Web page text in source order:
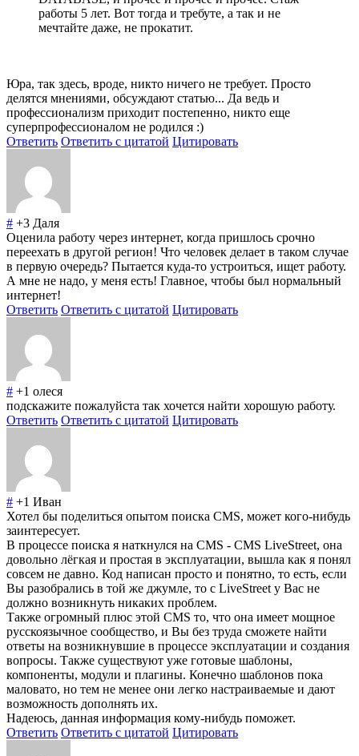
работы 5 лет. Вот тогда и требуте, а так и не
мечтайте даже, не прокатит.
Юра, так здесь, вроде, никто ничего не требует. Просто
делятся мнениями, обсуждают статью... Да ведь и
профессионализм приходит постепенно, никто еще
суперпрофессионалом не родился :)
Ответить Ответить с цитатой Цитировать
# +3 Даля
Оценила работу через интернет, когда пришлось срочно
переехать в другой регион! Что человек делает в таком случае
в первую очередь? Пытается куда-то устроиться, ищет работу.
А мне не надо, у меня есть! Главное, чтобы был нормальный
интернет!
Ответить Ответить с цитатой Цитировать
# +1 олеся
подскажите пожалуйста так хочется найти хорошую работу.
Ответить Ответить с цитатой Цитировать
# +1 Иван
Хотел бы поделиться опытом поиска CMS, может кого-нибудь
заинтересует.
В процессе поиска я наткнулся на CMS - CMS LiveStreet, она
довольно лёгкая и простая в эксплуатации, вышла как я понял
совсем не давно. Код написан просто и понятно, то есть, если
Вы разобрались в той же джумле, то с LiveStreet у Вас не
должно возникнуть никаких проблем.
Также огромный плюс этой CMS то, что она имеет мощное
русскоязычное сообщество, и Вы без труда сможете найти
ответы на возникнувшие в процессе эксплуатации и создания
вопросы. Также существуют уже готовые шаблоны,
компоненты, модули и плагины. Конечно шаблонов пока
маловато, но тем не менее они легко настраиваемые и дают
возможность дополнять их.
Надеюсь, данная информация кому-нибудь поможет.
Ответить Ответить с цитатой Цитировать